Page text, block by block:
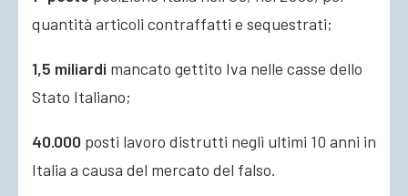
quantità articoli contraffatti e sequestrati;
1,5 miliardi mancato gettito Iva nelle casse dello
Stato Italiano;
40.000 posti lavoro distrutti negli ultimi 10 anni in
Italia a causa del mercato del falso.